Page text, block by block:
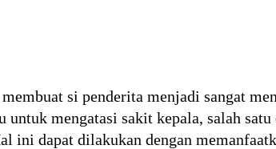
si penderita menjadi sangat
untuk mengatasi sakit kepala, salah
ini dapat dilakukan dengan